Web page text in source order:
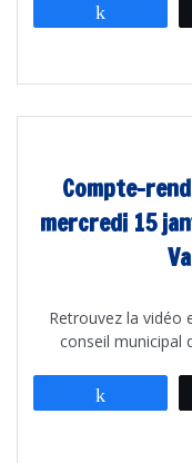
Compte-
mercredi 15
Retrouvez la vidéo
conseil municipal